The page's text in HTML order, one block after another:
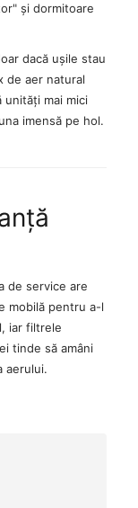
și dormitoare
dacă ușile stau
de aer natural
unități mai mici
imensă pe hol.
de service are
mobilă pentru a-l
iar filtrele
tinde să amâni
aerului.